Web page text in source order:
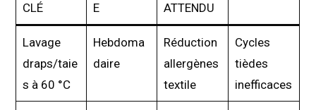
CLÉ
E
ATTENDU
Lavage
draps/taie
s à 60 °C
Hebdoma
daire
Réduction
allergènes
textile
Cycles
tièdes
inefficaces